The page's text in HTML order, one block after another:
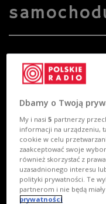
Dbamy o Twoją
My i nasi5 partnerzy
informacji na urządzeniu,
cookie w celu
zaakceptować swoje
również skorzystać z
uzasadnionego interesu
polityki prywatności. Te
partnerom i nie będą
prywatności